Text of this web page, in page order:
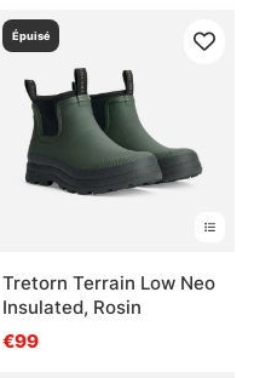
Épuisé
Tretorn Terrain Low Neo
Insulated, Rosin
€99